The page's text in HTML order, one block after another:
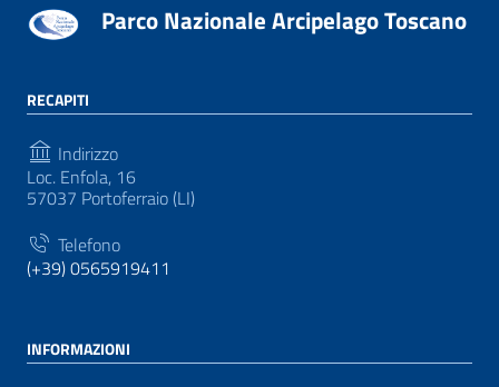
Parco Nazionale Arcipelago Toscano
RECAPITI
Indirizzo
Loc. Enfola, 16
57037 Portoferraio (LI)
Telefono
(+39) 0565919411
INFORMAZIONI